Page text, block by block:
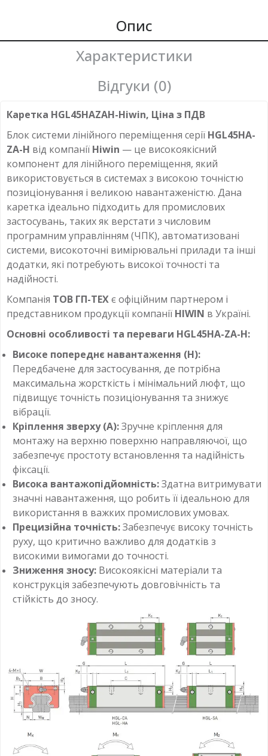
Опис
Характеристики
Відгуки (0)
Каретка HGL45HAZAH-Hiwin, Ціна з ПДВ
Блок системи лінійного переміщення серії HGL45HA-
ZA-H від компанії Hiwin — це високоякісний
компонент для лінійного переміщення, який
використовується в системах з високою точністю
позиціонування і великою навантаженістю. Дана
каретка ідеально підходить для промислових
застосувань, таких як верстати з числовим
програмним управлінням (ЧПК), автоматизовані
системи, високоточні вимірювальні прилади та інші
додатки, які потребують високої точності та
надійності.
Компанія ТОВ ГП-ТЕХє офіційним партнером і
представником продукції компанії HIWIN в Україні.
Основні особливості та переваги HGL45HA-ZA-H:
Високе попереднє навантаження (H):
Передбачене для застосування, де потрібна
максимальна жорсткість і мінімальний люфт, що
підвищує точність позиціонування та знижує
вібрації.
Кріплення зверху (A):Зручне кріплення для
монтажу на верхню поверхню направляючої, що
забезпечує простоту встановлення та надійність
фіксації.
Висока вантажопідйомність:Здатна витримувати
значні навантаження, що робить її ідеальною для
використання в важких промислових умовах.
Прецизійна точність:Забезпечує високу точність
руху, що критично важливо для додатків з
високими вимогами до точності.
Зниження зносу: Високоякісні матеріали та
конструкція забезпечують довговічність та
стійкість до зносу.